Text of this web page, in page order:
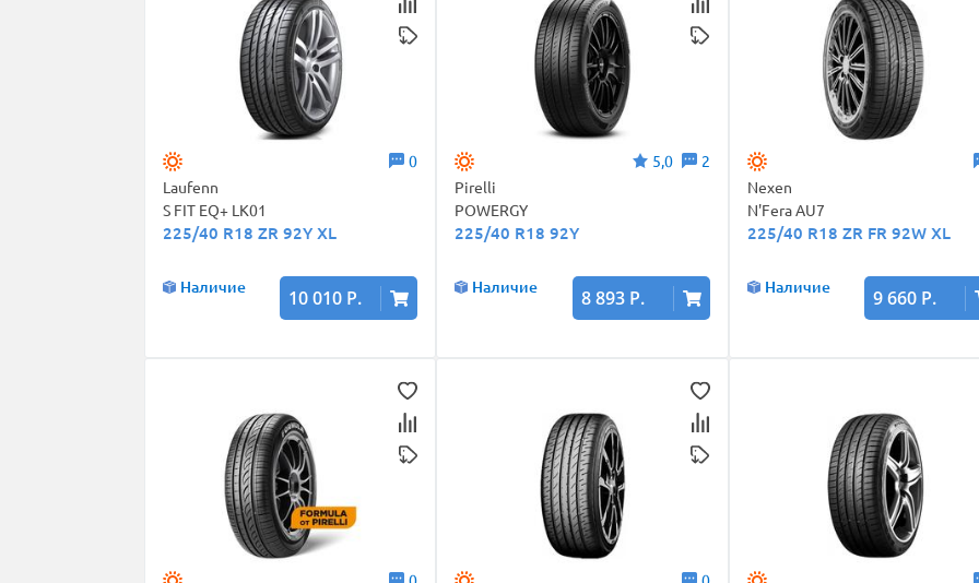
0
Laufenn
S FIT EQ+ LK01
225/40 R18 ZR 92Y XL
Наличие 10 010 Р.
5,0
2
Pirelli
POWERGY
225/40 R18 92Y
Наличие 8 893 Р.
Nexen
N'Fera AU7
225/40 R18 ZR FR 92W XL
Наличие 9 660 Р.